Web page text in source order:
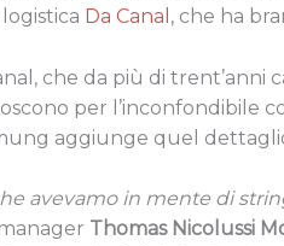
Da Canal , che ha
che da più di
per l’inconfondibile
aggiunge quel
avevamo in mente di
Thomas Nicolussi